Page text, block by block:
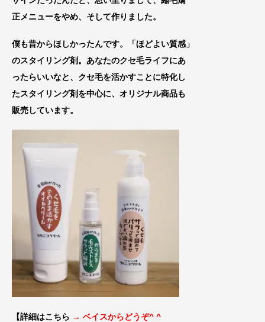
正メニューをやめ、 そして作りました。
僕も昔からほしかったんです。「ほどよい質感」
のスタイリング剤。あなたのクセ毛ライフにあ
ったらいいなと、 クセ毛を活かすことに特化し
たスタイリング剤を中心に、オリジナル商品も
販売しています。
【詳細はこちら → ベイスからどうぞ^ ^